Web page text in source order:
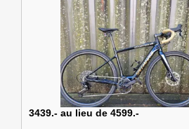
3439.- au lieu de 4599.-